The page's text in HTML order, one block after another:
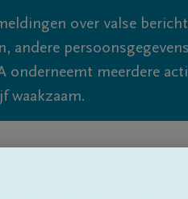
over valse
andere
meerdere
waakzaam.